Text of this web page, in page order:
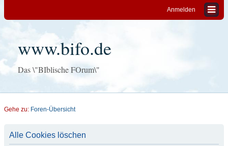
Anmelden
www.bifo.de
Das \"BIblische FOrum\"
Gehe zu: Foren-Übersicht
Alle Cookies löschen